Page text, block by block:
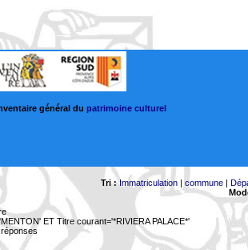
général du patrimoine culturel
Tri : Immatriculation |commune |
ET Titre courant='*RIVIERA PALACE*'